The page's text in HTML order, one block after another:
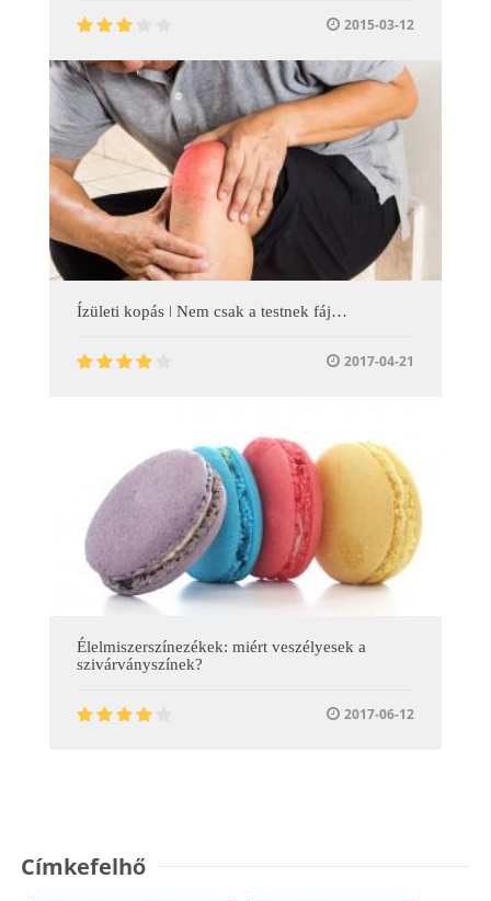
2015-03-12
Ízületi kopás ǀ Nem csak a testnek fáj…
2017-04-21
Élelmiszerszínezékek: miért veszélyesek a
szivárványszínek?
2017-06-12
Címkefelhő